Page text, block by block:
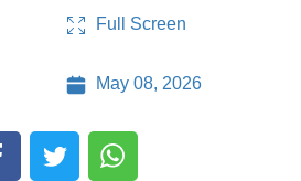
Full Screen
May 08, 2026